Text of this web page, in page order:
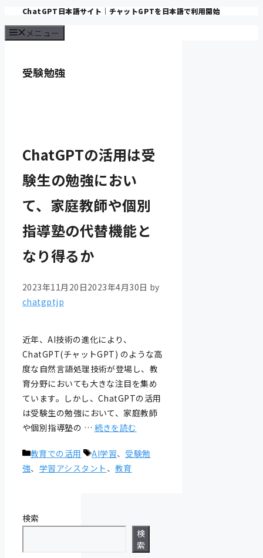
ン
テ
ChatGPT日本語サイト｜チャットGPTを日本語で利用開始
メニュー
受験勉強
ChatGPTの活用は受
験生の勉強におい
て、家庭教師や個別
指導塾の代替機能と
なり得るか
2023年11月20日2023年4月30日 by
chatgptjp
近年、AI技術の進化により、
ChatGPT(チャットGPT) のような高
度な自然言語処理技術が登場し、教
育分野においても大きな注目を集め
ています。しかし、ChatGPTの活用
は受験生の勉強において、家庭教師
や個別指導塾の … 続きを読む
カ
テ
ー
教育での活用
タ
グ
AI学習、 受験勉
強、 学習アシスタント 、 教育
検索
検
索